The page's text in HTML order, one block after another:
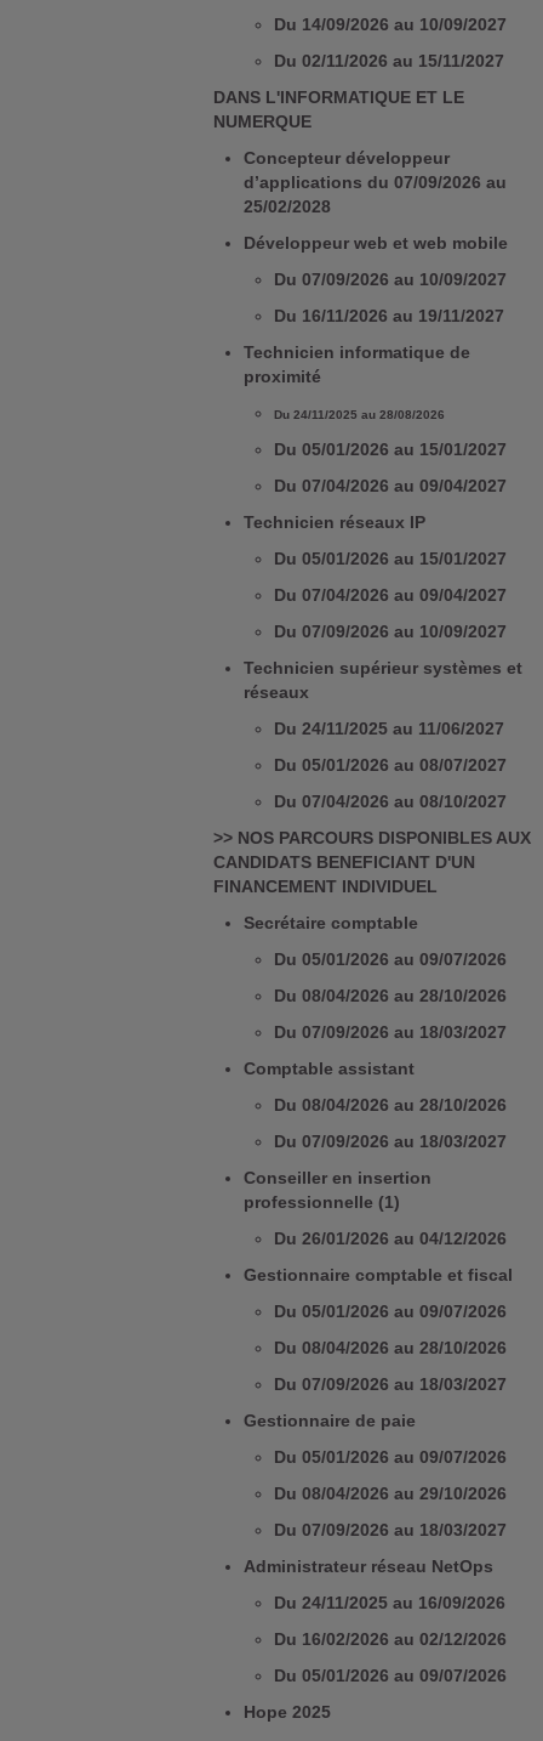
Du 14/09/2026 au 10/09/2027
Du 02/11/2026 au 15/11/2027
DANS L'INFORMATIQUE ET LE
NUMERQUE
Concepteur développeur
d’applications du 07/09/2026 au
25/02/2028
Développeur web et web mobile
Du 07/09/2026 au 10/09/2027
Du 16/11/2026 au 19/11/2027
Technicien informatique de
proximité
Du 24/11/2025 au 28/08/2026
Du 05/01/2026 au 15/01/2027
Du 07/04/2026 au 09/04/2027
Technicien réseaux IP
Du 05/01/2026 au 15/01/2027
Du 07/04/2026 au 09/04/2027
Du 07/09/2026 au 10/09/2027
Technicien supérieur systèmes et
réseaux
Du 24/11/2025 au 11/06/2027
Du 05/01/2026 au 08/07/2027
Du 07/04/2026 au 08/10/2027
>> NOS PARCOURS DISPONIBLES AUX
CANDIDATS BENEFICIANT D'UN
FINANCEMENT INDIVIDUEL
Secrétaire comptable
Du 05/01/2026 au 09/07/2026
Du 08/04/2026 au 28/10/2026
Du 07/09/2026 au 18/03/2027
Comptable assistant
Du 08/04/2026 au 28/10/2026
Du 07/09/2026 au 18/03/2027
Conseiller en insertion
professionnelle (1)
Du 26/01/2026 au 04/12/2026
Gestionnaire comptable et fiscal
Du 05/01/2026 au 09/07/2026
Du 08/04/2026 au 28/10/2026
Du 07/09/2026 au 18/03/2027
Gestionnaire de paie
Du 05/01/2026 au 09/07/2026
Du 08/04/2026 au 29/10/2026
Du 07/09/2026 au 18/03/2027
Administrateur réseau NetOps
Du 24/11/2025 au 16/09/2026
Du 16/02/2026 au 02/12/2026
Du 05/01/2026 au 09/07/2026
Hope 2025